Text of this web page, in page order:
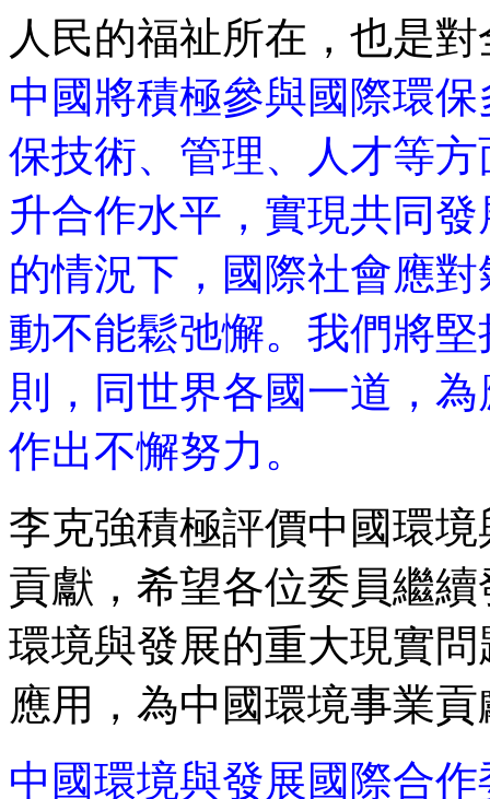
人民的福祉所在，也是
中國將積極參與國際環
保技術、管理、人才等
升合作水平，實現共同
的情況下，國際社會應
動不能鬆弛懈。我們將
則，同世界各國一道，
作出不懈努力。
李克強積極評價中國環
貢獻，希望各位委員繼
環境與發展的重大現實
應用，為中國環境事業
中國環境與發展國際合作